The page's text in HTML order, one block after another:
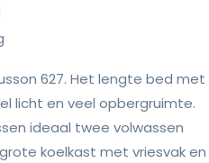
627. Het lengte bed met
licht en veel opbergruimte.
ideaal twee volwassen
koelkast met vriesvak en